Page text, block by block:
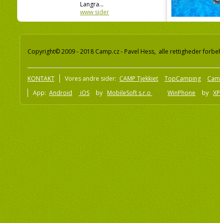
Langra...
www sider
Copyright© 2009 - 2018 Camp.cz - Pavel Hess, alle rettigheder
KONTAKT Vores andre sider: CAMP Tjekkiet TopCamping
App: Android iOS by MobileSoft s.r.o WinPhone by